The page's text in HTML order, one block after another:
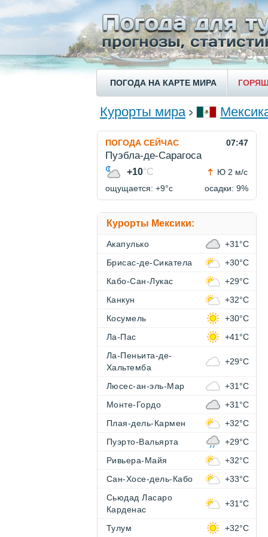
ПОГОДА НА КАРТЕ МИРА
Курорты мира
ПОГОДА СЕЙЧАС 07:47
Пуэбла-де-Сарагоса
+10°C
Ю 2 м/с
ощущается: +9°c
осадки: 9%
Курорты Мексики:
Акапулько
+31°C
Брисас-де-Сикатела
+30°C
Кабо-Сан-Лукас
+29°C
Канкун
+32°C
Косумель
+30°C
Ла-Пас
+41°C
Ла-Пеньита-де-
Хальтемба
+29°C
Люсес-ан-эль-Мар
+31°C
Монте-Гордо
+31°C
Плая-дель-Кармен
+32°C
Пуэрто-Вальярта
+29°C
Ривьера-Майя
+32°C
Сан-Хосе-дель-Кабо
+33°C
Сьюдад Ласаро
Карденас
+31°C
Тулум +32°C